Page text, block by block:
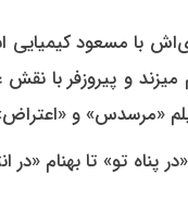
با مسعود
میزند و پیروزفر
«مرسدس» و